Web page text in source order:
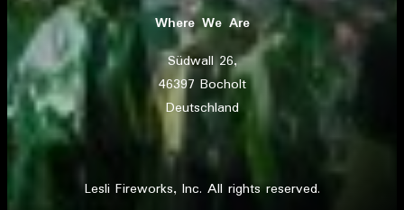
Where We Are
Südwall 26,
46397 Bocholt
Deutschland
Lesli Fireworks, Inc. All rights reserved.